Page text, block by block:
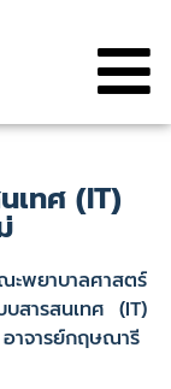
เทศ (IT)
พยาบาลศาสตร์
สารสนเทศ (IT)
าจารย์กฤษณารี